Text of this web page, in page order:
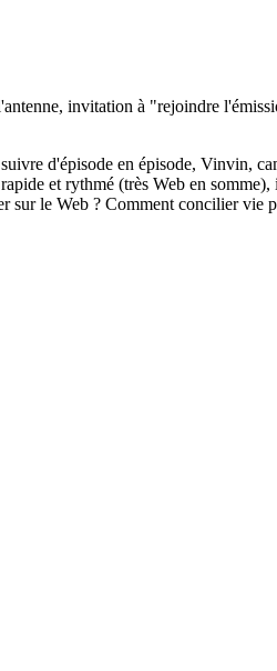
invitation à "rejoindre
d'épisode en épisode, Vinvin,
et rythmé (très Web en
sur le Web ? Comment concilier vie